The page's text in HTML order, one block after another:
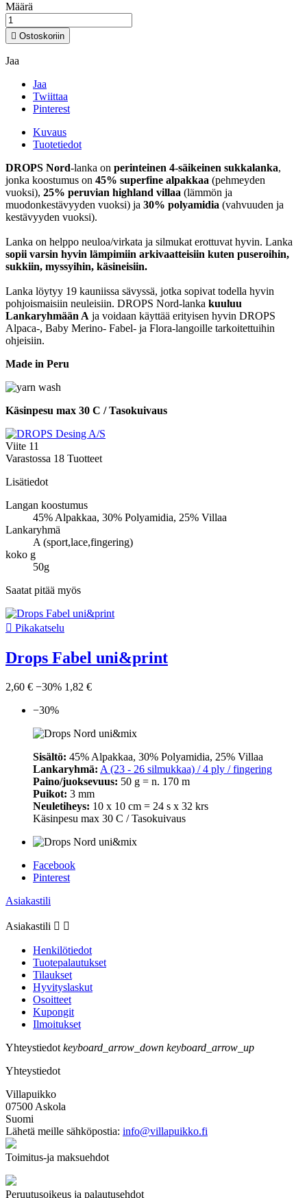
Määrä
 Ostoskoriin
Jaa
Jaa
Twiittaa
Pinterest
Kuvaus
Tuotetiedot
DROPS Nord-lanka on perinteinen 4-säikeinen sukkalanka,
jonka koostumus on 45% superfine alpakkaa (pehmeyden
vuoksi), 25% peruvian highland villaa (lämmön ja
muodonkestävyyden vuoksi) ja 30% polyamidia (vahvuuden ja
kestävyyden vuoksi).
Lanka on helppo neuloa/virkata ja silmukat erottuvat hyvin. Lanka
sopii varsin hyvin lämpimiin arkivaatteisiin kuten puseroihin,
sukkiin, myssyihin, käsineisiin.
Lanka löytyy 19 kauniissa sävyssä, jotka sopivat todella hyvin
pohjoismaisiin neuleisiin. DROPS Nord-lanka kuuluu
Lankaryhmään A ja voidaan käyttää erityisen hyvin DROPS
Alpaca-, Baby Merino- Fabel- ja Flora-langoille tarkoitettuihin
ohjeisiin.
Made in Peru
Käsinpesu max 30 C / Tasokuivaus
Viite 11
Varastossa 18 Tuotteet
Lisätiedot
Langan koostumus
45% Alpakkaa, 30% Polyamidia, 25% Villaa
Lankaryhmä
A (sport,lace,fingering)
koko g
50g
Saatat pitää myös
 Pikakatselu
Drops Fabel uni&print
2,60 € −30% 1,82 €
−30%
Sisältö: 45% Alpakkaa, 30% Polyamidia, 25% Villaa
Lankaryhmä: A (23 - 26 silmukkaa) / 4 ply / fingering
Paino/juoksevuus: 50 g = n. 170 m
Puikot: 3 mm
Neuletiheys: 10 x 10 cm = 24 s x 32 krs
Käsinpesu max 30 C / Tasokuivaus
Facebook
Pinterest
Asiakastili
Asiakastili  
Henkilötiedot
Tuotepalautukset
Tilaukset
Hyvityslaskut
Osoitteet
Kupongit
Ilmoitukset
Yhteystiedot keyboard_arrow_down keyboard_arrow_up
Yhteystiedot
Villapuikko
07500 Askola
Suomi
Lähetä meille sähköpostia: info@villapuikko.fi
Toimitus-ja maksuehdot
Peruutusoikeus ja palautusehdot